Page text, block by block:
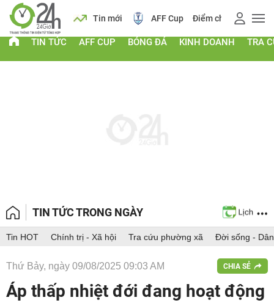
Lịch Tin mới AFF Cup Điểm chuẩn 2026
TIN TỨC AFF CUP BÓNG ĐÁ KINH DOANH TRA
TIN TỨC TRONG NGÀY
Tin HOT Chính trị - Xã hội Tra cứu phường xã Đời sống -
Thứ Bảy, ngày 09/08/2025 09:03 AM CHIA SẺ
Áp thấp nhiệt đới đang hoạt động